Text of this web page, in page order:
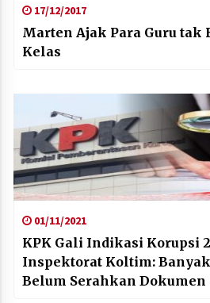
17/12/2017
Marten Ajak Para Guru tak
Kelas
01/11/2021
KPK Gali Indikasi Korupsi
Inspektorat Koltim:
Belum Serahkan Dokumen